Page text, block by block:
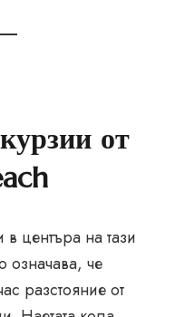
от
центъра на тази
означава, че
разстояние от